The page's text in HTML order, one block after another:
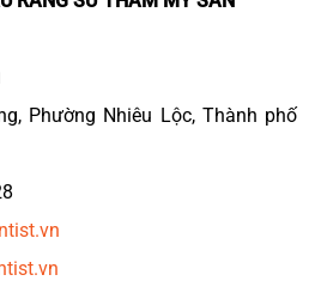
Phường Nhiêu Lộc, Thành phố